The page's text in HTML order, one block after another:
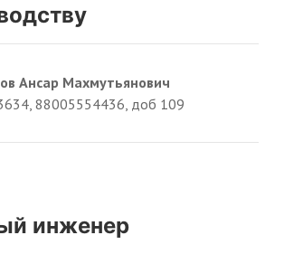
Ансар Махмутьянович
88005554436, доб 109
инженер